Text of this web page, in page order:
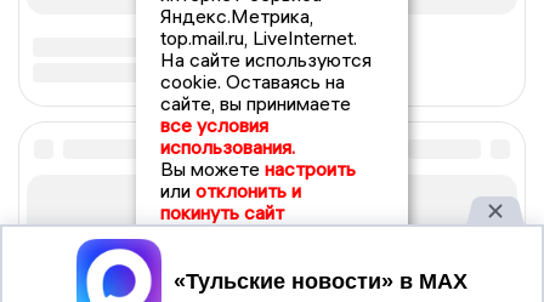
Яндекс.Метрика,
top.mail.ru, LiveInternet.
На сайте используются
cookie. Оставаясь на
сайте, вы принимаете
все условия
использования.
Вы можете настроить
или отклонить и
покинуть сайт
Принять